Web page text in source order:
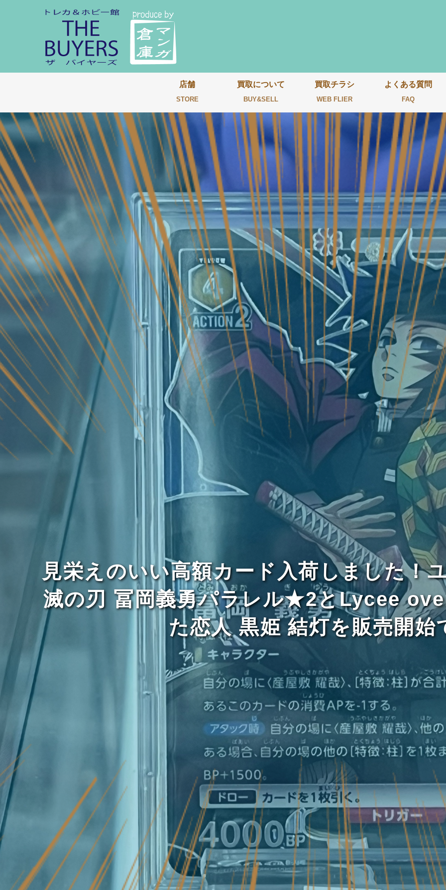
店舗
STORE
買取について
BUY&SELL
買取チラシ
WEB FLIER
よくある質問
FAQ
見栄えのいい高額カード入荷しました！
滅の刃 冨岡義勇パラレル★2とLycee
た恋人 黒姫 結灯を販売開始